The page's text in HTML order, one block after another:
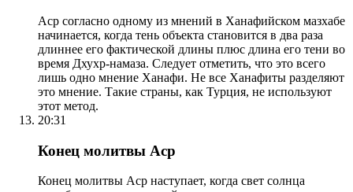
Аср согласно одному из мнений в Ханафийском мазхабе
начинается, когда тень объекта становится в два раза
длиннее его фактической длины плюс длина его тени во
время Дхухр-намаза. Следует отметить, что это всего
лишь одно мнение Ханафи. Не все Ханафиты разделяют
это мнение. Такие страны, как Турция, не используют
этот метод.
20:31
Конец молитвы Аср
Конец молитвы Аср наступает, когда свет солнца